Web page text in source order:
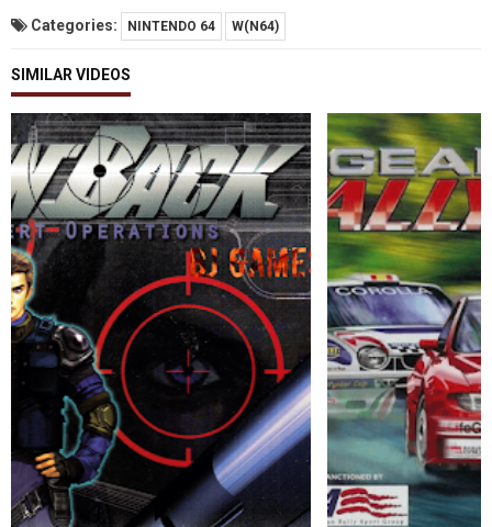
Categories: NINTENDO 64 W(N64)
SIMILAR VIDEOS